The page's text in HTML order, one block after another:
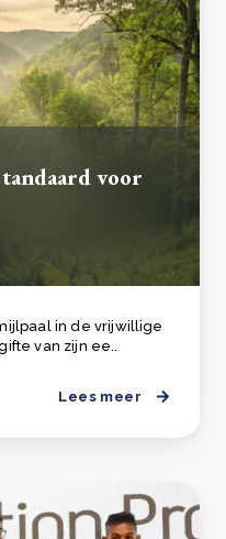
voor
in de vrijwillige
van zijn ee..
Lees meer